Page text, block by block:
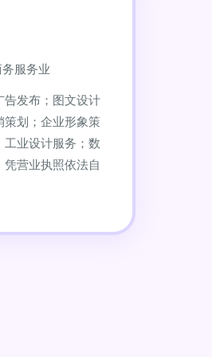
服务业
告发布；图文设计
策划；企业形象策
业设计服务；数
营业执照依法自